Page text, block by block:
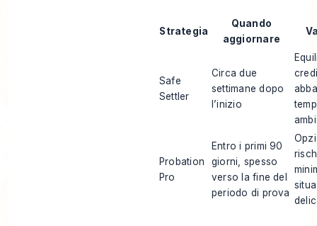
Strategia
Quando
aggiornare
Safe
Settler
Circa due
settimane dopo
l’inizio
Probation
Pro
Entro i primi 90
giorni, spesso
verso la fine del
periodo di prova